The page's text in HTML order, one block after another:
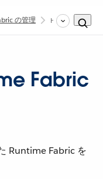
の管理 Helm 管理
Fabric
Runtime Fabric を